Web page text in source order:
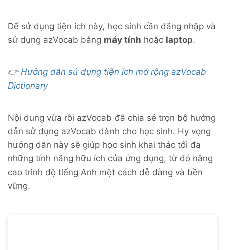
Để sử dụng tiện ích này, học sinh cần đăng nhập và
sử dụng azVocab bằng máy tính hoặc laptop.
👉 Hướng dẫn sử dụng tiện ích mở rộng azVocab
Dictionary
Nội dung vừa rồi azVocab đã chia sẻ trọn bộ hướng
dẫn sử dụng azVocab dành cho học sinh. Hy vọng
hướng dẫn này sẽ giúp học sinh khai thác tối đa
những tính năng hữu ích của ứng dụng, từ đó nâng
cao trình độ tiếng Anh một cách dễ dàng và bền
vững.